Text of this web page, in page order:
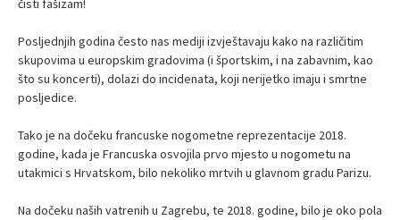
čisti fašizam!
Posljednjih godina često nas mediji izvještavaju kako na različitim
skupovima u europskim gradovima (i športskim, i na zabavnim, kao
što su koncerti), dolazi do incidenata, koji nerijetko imaju i smrtne
posljedice.
Tako je na dočeku francuske nogometne reprezentacije 2018.
godine, kada je Francuska osvojila prvo mjesto u nogometu na
utakmici s Hrvatskom, bilo nekoliko mrtvih u glavnom gradu Parizu.
Na dočeku naših vatrenih u Zagrebu, te 2018. godine, bilo je oko pola